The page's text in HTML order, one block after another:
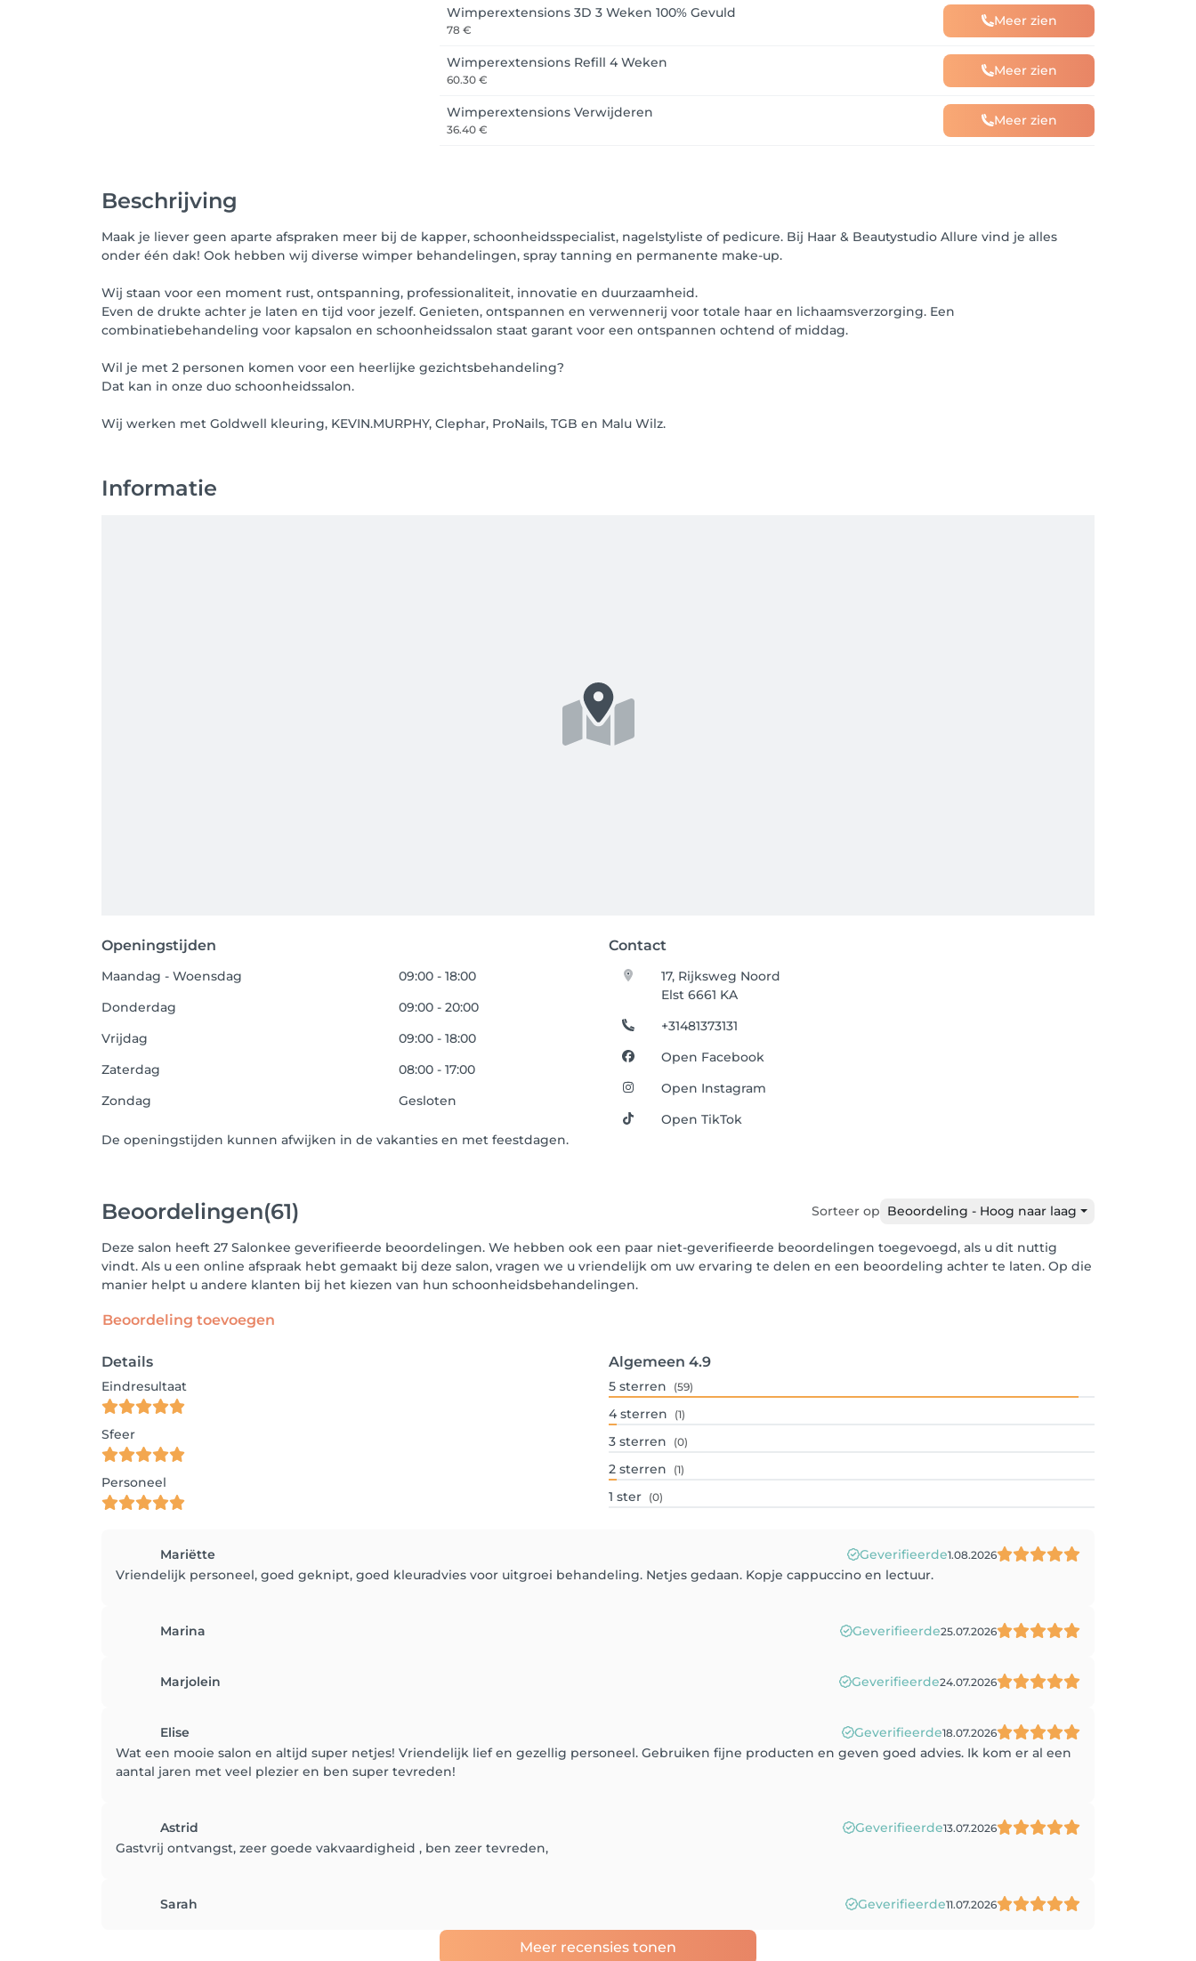
Wimperextensions 3D 3 Weken 100% Gevuld
78 €
Meer zien
Wimperextensions Refill 4 Weken
60.30 €
Meer zien
Wimperextensions Verwijderen
36.40 €
Meer zien
Beschrijving
Maak je liever geen aparte afspraken meer bij de kapper, schoonheidsspecialist, nagelstyliste of pedicure. Bij Haar & Beautystudio Allure vind je alles
onder één dak! Ook hebben wij diverse wimper behandelingen, spray tanning en permanente make-up.
Wij staan voor een moment rust, ontspanning, professionaliteit, innovatie en duurzaamheid.
Even de drukte achter je laten en tijd voor jezelf. Genieten, ontspannen en verwennerij voor totale haar en lichaamsverzorging. Een
combinatiebehandeling voor kapsalon en schoonheidssalon staat garant voor een ontspannen ochtend of middag.
Wil je met 2 personen komen voor een heerlijke gezichtsbehandeling?
Dat kan in onze duo schoonheidssalon.
Informatie
Openingstijden Contact
Maandag - Woensdag
09:00 - 18:00
Donderdag
09:00 - 20:00
Vrijdag
09:00 - 18:00
Zaterdag
08:00 - 17:00
Zondag
Gesloten
De openingstijden kunnen afwijken in de vakanties en met feestdagen.
17, Rijksweg Noord
Elst 6661 KA
+31481373131
Open Facebook
Open Instagram
Open TikTok
Beoordelingen(61) Sorteer op Beoordeling - Hoog naar laag
Deze salon heeft 27 Salonkee geverifieerde beoordelingen. We hebben ook een paar niet-geverifieerde beoordelingen toegevoegd, als u dit nuttig
vindt. Als u een online afspraak hebt gemaakt bij deze salon, vragen we u vriendelijk om uw ervaring te delen en een beoordeling achter te laten. Op die
manier helpt u andere klanten bij het kiezen van hun schoonheidsbehandelingen.
Beoordeling toevoegen
Details
Eindresultaat
Sfeer
Personeel
Algemeen 4.9
5 sterren (59)
4 sterren (1)
3 sterren (0)
2 sterren (1)
1 ster (0)
Mariëtte Geverifieerde1.08.2026
Vriendelijk personeel, goed geknipt, goed kleuradvies voor uitgroei behandeling. Netjes gedaan. Kopje cappuccino en lectuur.
Marina Geverifieerde25.07.2026
Marjolein Geverifieerde24.07.2026
Elise Geverifieerde18.07.2026
Wat een mooie salon en altijd super netjes! Vriendelijk lief en gezellig personeel. Gebruiken fijne producten en geven goed advies. Ik kom er al een
aantal jaren met veel plezier en ben super tevreden!
Astrid Geverifieerde13.07.2026
Gastvrij ontvangst, zeer goede vakvaardigheid , ben zeer tevreden,
Sarah Geverifieerde11.07.2026
Meer recensies tonen